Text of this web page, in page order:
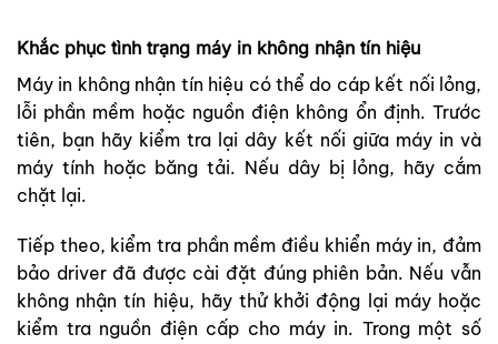
Khắc phục tình trạng máy in không nhận tín hiệu
Máy in không nhận tín hiệu có thể do cáp kết nối lỏng,
lỗi phần mềm hoặc nguồn điện không ổn định. Trước
tiên, bạn hãy kiểm tra lại dây kết nối giữa máy in và
máy tính hoặc băng tải. Nếu dây bị lỏng, hãy cắm
chặt lại.
Tiếp theo, kiểm tra phần mềm điều khiển máy in, đảm
bảo driver đã được cài đặt đúng phiên bản. Nếu vẫn
không nhận tín hiệu, hãy thử khởi động lại máy hoặc
kiểm tra nguồn điện cấp cho máy in. Trong một số